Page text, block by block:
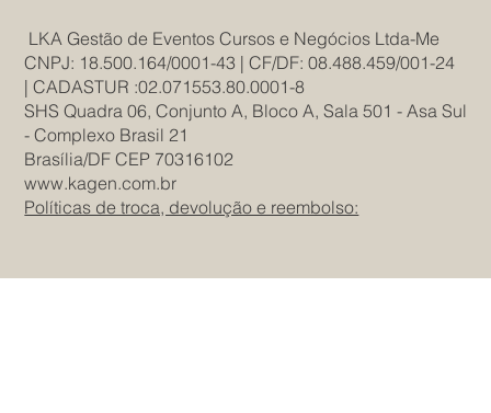
LKA Gestão de Eventos Cursos e Negócios Ltda-Me
CNPJ: 18.500.164/0001-43 | CF/DF: 08.488.459/001-24
| CADASTUR :02.071553.80.0001-8
SHS Quadra 06, Conjunto A, Bloco A, Sala 501 - Asa Sul
- Complexo Brasil 21
Brasília/DF CEP 70316102
www.kagen.com.br
Políticas de troca, devolução e reembolso: